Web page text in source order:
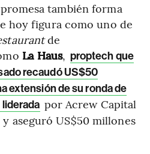
promesa también forma
hoy figura como uno de
de
La Haus, proptech que
recaudó US$50
extensión de su ronda de
por Acrew Capital
aseguró US$50 millones